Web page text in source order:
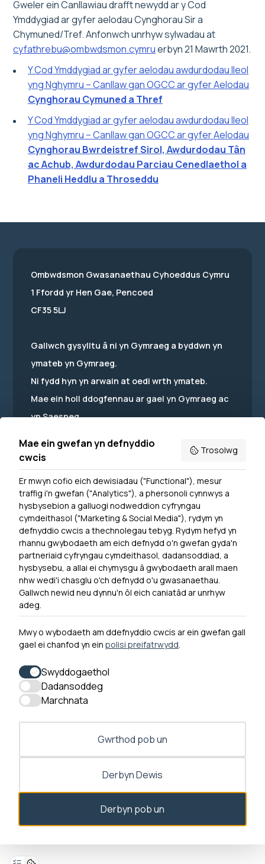
Gweler ein Canllawiau drafft newydd ar y Cod
Ymddygiad ar gyfer aelodau Cynghorau Sir a
Chymuned/Tref. Anfonwch unrhyw sylwadau at
cyfathrebu@ombwdsmon.cymruerbyn 21 Mawrth 2021.
Y Cod Ymddygiad ar gyfer aelodau awdurdodau lleol
yng Nghymru – Canllaw gan OGCC ar gyfer Aelodau
Cynghorau Cymuned a Thref
Y Cod Ymddygiad ar gyfer aelodau awdurdodau lleol
yng Nghymru – Canllaw gan OGCC ar gyfer Aelodau
Cynghorau Bwrdeistref Sirol, Awdurdodau Tân
ac Achub, Awdurdodau Parciau Cenedlaethol a
Phaneli Heddlu a Throseddu
Dewislen Troedyn
Newyddion
Ymuno â ni
Hygyrchedd
Hysbysiad Preifatrwydd
Cysylltu â ni
0300 790 0203 Mae ein llinell ffôn ar agor rhwng 10yb-
4yp Dydd Llun - Dydd Gwener
Ombwdsmon Gwasanaethau Cyhoeddus Cymru
1 Ffordd yr Hen Gae, Pencoed
CF35 5LJ
Gallwch gysylltu â ni yn Gymraeg a byddwn yn
ymateb yn Gymraeg.
Ni fydd hyn yn arwain at oedi wrth ymateb.
Mae ein holl ddogfennau ar gael yn Gymraeg ac
yn Saesneg.
Powered by Translate
Mae ein gwefan yn defnyddio
cwcis
Trosolwg
Er mwyn cofio eich dewisiadau ("Functional"), mesur
traffig i'n gwefan ("Analytics"), a phersonoli cynnwys a
hysbysebion a galluogi nodweddion cyfryngau
cymdeithasol ("Marketing & Social Media"), rydym yn
defnyddio cwcis a thechnolegau tebyg. Rydym hefyd yn
rhannu gwybodaeth am eich defnydd o'n gwefan gyda'n
partneriaid cyfryngau cymdeithasol, dadansoddiad, a
hysbysebu, a allai ei chymysgu â gwybodaeth arall maen
nhw wedi'i chasglu o'ch defnydd o'u gwasanaethau.
Gallwch newid neu dynnu'n ôl eich caniatâd ar unrhyw
adeg.
Mwy o wybodaeth am ddefnyddio cwcis ar ein gwefan gall
gael ei chanfod yn ein polisi preifatrwydd.
Swyddogaethol
Dadansoddeg
Marchnata
Gwrthod pob un
Derbyn Dewis
Derbyn pob un
Deialog caniatâd ar agor